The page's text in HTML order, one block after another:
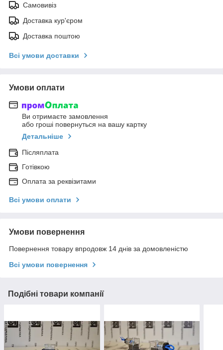
Самовивіз
Доставка кур'єром
Доставка поштою
Всі умови доставки
Умови оплати
Ви отримаєте замовлення
або гроші повернуться на вашу картку
Детальніше
Післяплата
Готівкою
Оплата за реквізитами
Всі умови оплати
Умови повернення
Повернення товару впродовж 14 днів за домовленістю
Всі умови повернення
Подібні товари компанії